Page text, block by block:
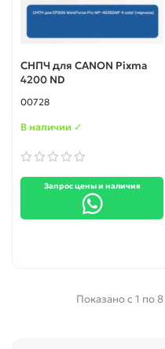
СНПЧ для CANON Pixma
4200 ND
00728
В наличии ✓
Запрос цены и наличия
Показано с 1 по